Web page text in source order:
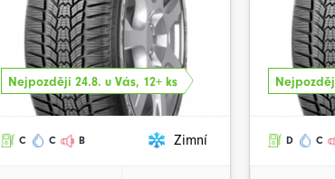
Nejpozději 24.8. u Vás, 12+ ks
C C B Zimní D C